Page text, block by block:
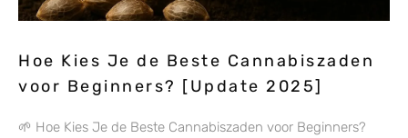
Hoe Kies Je de Beste Cannabiszaden
voor Beginners? [Update 2025]
🌱 Hoe Kies Je de Beste Cannabiszaden voor Beginners?